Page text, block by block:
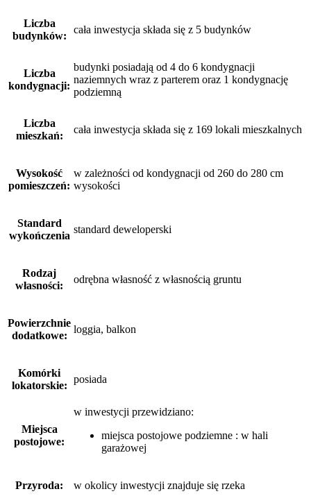
Liczba
budynków:
cała inwestycja składa się z 5 budynków
Liczba
kondygnacji:
budynki posiadają od 4 do 6 kondygnacji
naziemnych wraz z parterem oraz 1 kondygnację
podziemną
Liczba
mieszkań:
cała inwestycja składa się z 169 lokali mieszkalnych
Wysokość
pomieszczeń:
w zależności od kondygnacji od 260 do 280 cm
wysokości
Standard
wykończenia
standard deweloperski
Rodzaj
własności:
odrębna własność z własnością gruntu
Powierzchnie
dodatkowe:
loggia, balkon
Komórki
lokatorskie:
posiada
Miejsca
postojowe:
w inwestycji przewidziano:
miejsca postojowe podziemne : w hali
garażowej
Przyroda: w okolicy inwestycji znajduje się rzeka